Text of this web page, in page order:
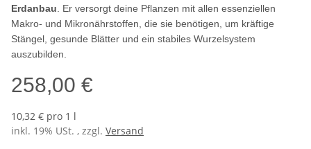
Erdanbau . Er versorgt deine Pflanzen mit allen essenziellen
Makro- und Mikronährstoffen, die sie benötigen, um kräftige
Stängel, gesunde Blätter und ein stabiles Wurzelsystem
auszubilden.
258,00 €
10,32 € pro 1 l
inkl. 19% USt. , zzgl. Versand